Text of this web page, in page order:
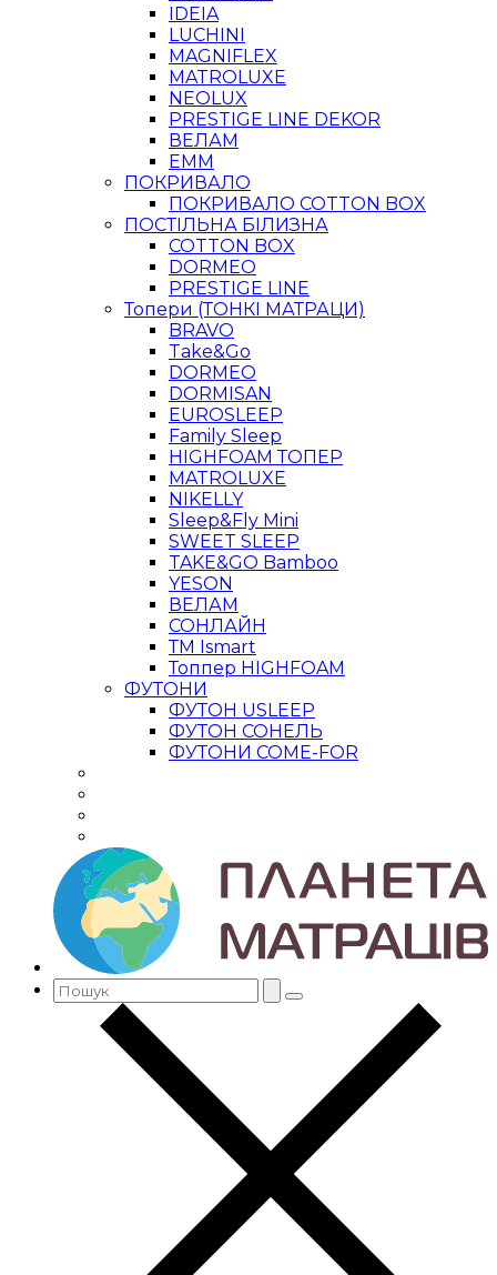
IDEIA
LUCHINI
MAGNIFLEX
MATROLUXE
NEOLUX
PRESTIGE LINE DEKOR
ВЕЛАМ
ЕММ
ПОКРИВАЛО
ПОКРИВАЛО COTTON BOX
ПОСТІЛЬНА БІЛИЗНА
COTTON BOX
DORMEO
PRESTIGE LINE
Топери (ТОНКІ МАТРАЦИ)
BRAVO
Take&Go
DORMEO
DORMISAN
EUROSLEEP
Family Sleep
HIGHFOAM ТОПЕР
MATROLUXE
NIKELLY
Sleep&Fly Mini
SWEET SLEEP
TAKE&GO Bamboo
YESON
ВЕЛАМ
СОНЛАЙН
ТМ Ismart
Топпер HIGHFOAM
ФУТОНИ
ФУТОН USLEEP
ФУТОН СОНЕЛЬ
ФУТОНИ COME-FOR